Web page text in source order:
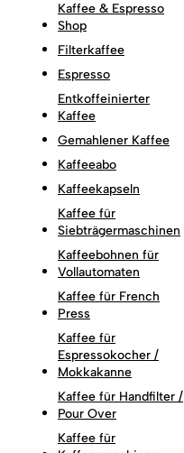
Kaffee & Espresso
Shop
Filterkaffee
Espresso
Entkoffeinierter
Kaffee
Gemahlener Kaffee
Kaffeeabo
Kaffeekapseln
Kaffee für
Siebträgermaschinen
Kaffeebohnen für
Vollautomaten
Kaffee für French
Press
Kaffee für
Espressokocher /
Mokkakanne
Kaffee für Handfilter /
Pour Over
Kaffee für